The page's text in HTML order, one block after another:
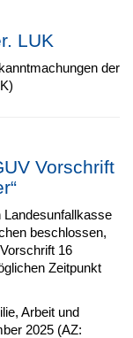
LUK
der
Vorschrift
beschlossen,
16
Zeitpunkt
Arbeit und
2025 (AZ: